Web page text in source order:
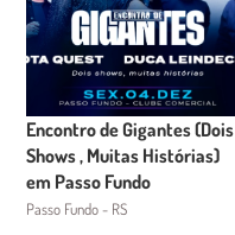
Encontro de Gigantes (Dois
Shows , Muitas Histórias)
em Passo Fundo
Passo Fundo - RS